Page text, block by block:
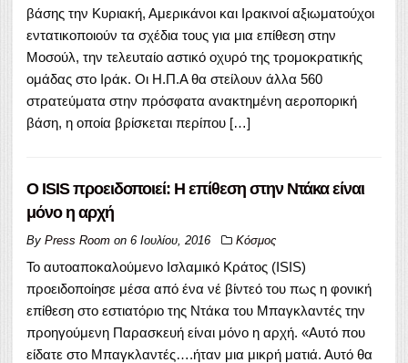
βάσης την Κυριακή, Αμερικάνοι και Ιρακινοί αξιωματούχοι
εντατικοποιούν τα σχέδια τους για μια επίθεση στην
Μοσούλ, την τελευταίο αστικό οχυρό της τρομοκρατικής
ομάδας στο Ιράκ. Οι Η.Π.Α θα στείλουν άλλα 560
στρατεύματα στην πρόσφατα ανακτημένη αεροπορική
βάση, η οποία βρίσκεται περίπου […]
Ο ISIS προειδοποιεί: Η επίθεση στην Ντάκα είναι
μόνο η αρχή
By Press Room on 6 Ιουλίου, 2016 Κόσμος
Το αυτοαποκαλούμενο Ισλαμικό Κράτος (ISIS)
προειδοποίησε μέσα από ένα νέ βίντεό του πως η φονική
επίθεση στο εστιατόριο της Ντάκα του Μπαγκλαντές την
προηγούμενη Παρασκευή είναι μόνο η αρχή. «Αυτό που
είδατε στο Μπαγκλαντές….ήταν μια μικρή ματιά. Αυτό θα